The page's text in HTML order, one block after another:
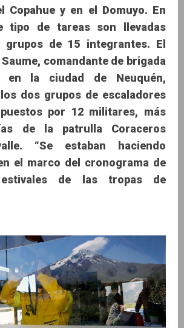
Copahue y en el Domuyo. En
tipo de tareas son llevadas
grupos de 15 integrantes. El
comandante de brigada
en la ciudad de Neuquén,
dos grupos de escaladores
por 12 militares, más
de la patrulla Coraceros
“Se estaban haciendo
el marco del cronograma de
estivales de las tropas de